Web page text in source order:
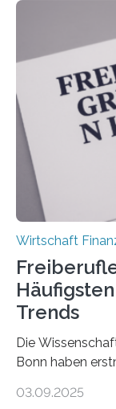
durchgeführt
Antworten von
Ergebnis:
über 50 Jahre
bereits
Wirtschaft
Trends
Die
Bonn haben
Landkreise mit
03.09.2025